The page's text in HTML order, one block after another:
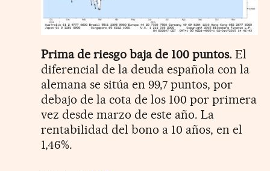
Prima de riesgo baja de 100 puntos. El
diferencial de la deuda española con la
alemana se sitúa en 99,7 puntos, por
debajo de la cota de los 100 por primera
vez desde marzo de este año. La
rentabilidad del bono a 10 años, en el
1,46%.